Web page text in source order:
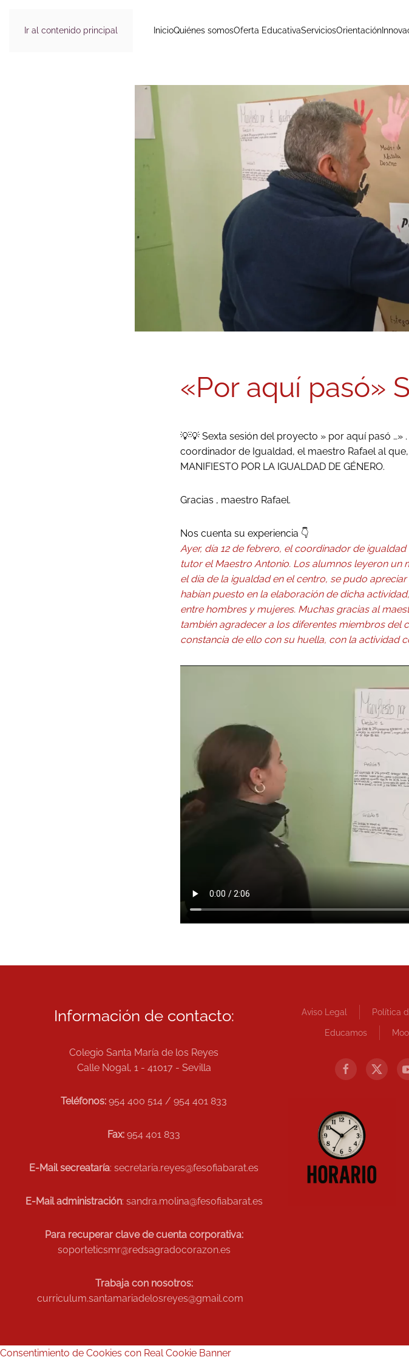
Ir al contenido principal InicioQuiénes somosOferta EducativaServiciosOrientación
«Por aquí pasó»
💡💡 Sexta sesión del proyecto » por aquí pasó
coordinador de Igualdad, el maestro Rafael al
MANIFIESTO POR LA IGUALDAD DE GÉNERO.
Gracias , maestro Rafael.
Nos cuenta su experiencia 👇
Ayer, día 12 de febrero, el coordinador de
tutor el Maestro Antonio. Los alumnos leyeron
el día de la igualdad en el centro, se pudo
habían puesto en la elaboración de dicha
entre hombres y mujeres. Muchas gracias al
también agradecer a los diferentes miembros del
constancia de ello con su huella, con la actividad
Información de contacto:
Colegio Santa María de los Reyes
Calle Nogal, 1 - 41017 - Sevilla
Teléfonos: 954 400 514 / 954 401 833
Fax: 954 401 833
E-Mail secreataría: secretaria.reyes@fesofiabarat.es
E-Mail administración: sandra.molina@fesofiabarat.es
Para recuperar clave de cuenta corporativa:
soporteticsmr@redsagradocorazon.es
Trabaja con nosotros:
curriculum.santamariadelosreyes@gmail.com
Aviso Legal Política
Educamos
Consentimiento de Cookies con Real Cookie Banner